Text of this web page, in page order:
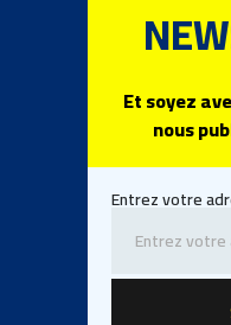
Et soyez
nous
Entrez votre